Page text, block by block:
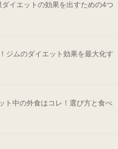
イエットの効果を出すための4つ
ジムのダイエット効果を最大化す
ト中の外食はコレ！選び方と食べ